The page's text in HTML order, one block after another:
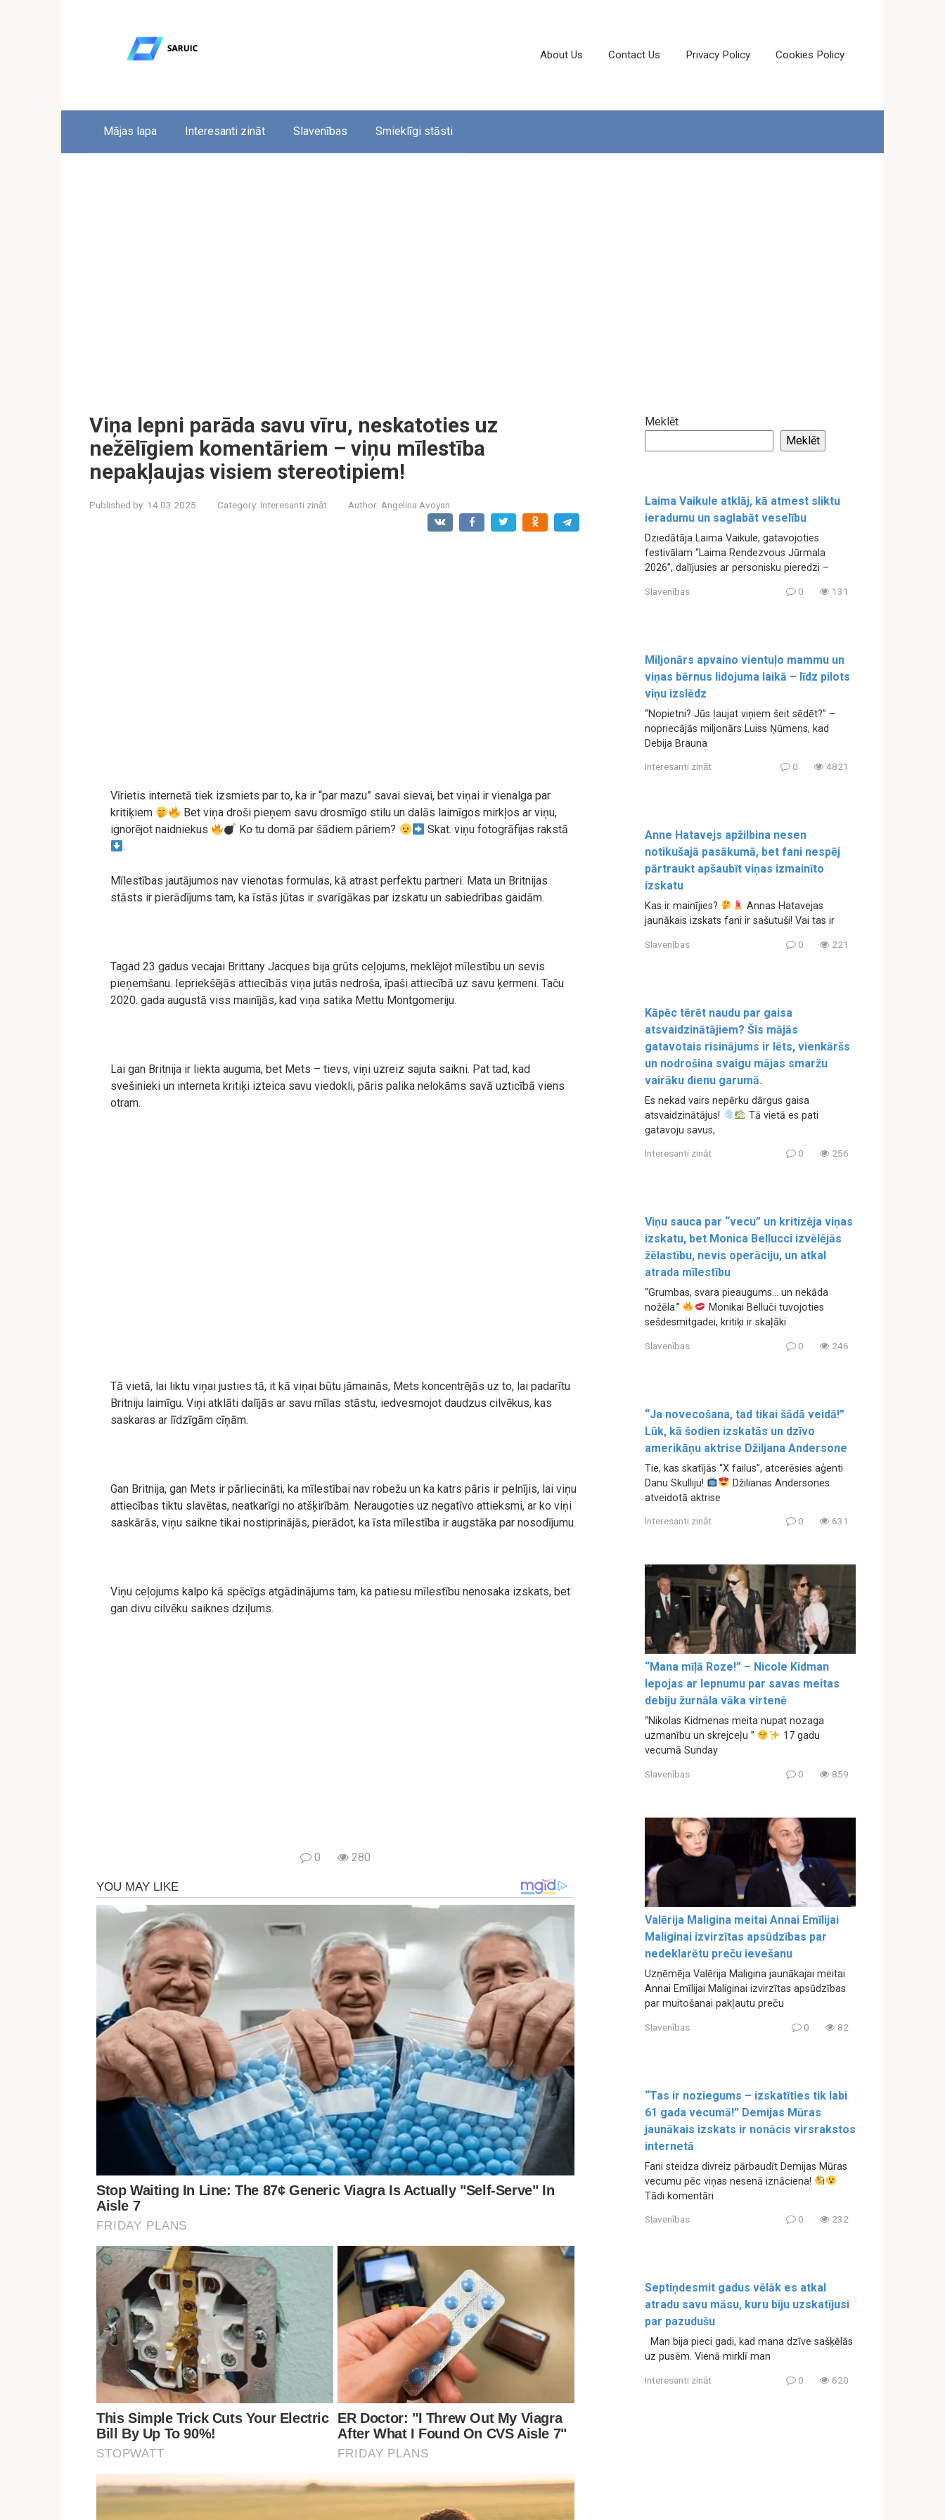
About Us Contact Us Privacy Policy Cookies Policy
Mājas lapa Interesanti zināt Slavenības Smieklīgi stāsti
Viņa lepni parāda savu vīru, neskatoties uz
nežēlīgiem komentāriem – viņu mīlestība
nepakļaujas visiem stereotipiem!
Published by: 14.03.2025 Category: Interesanti zināt Author: Angelina Avoyan
Vīrietis internetā tiek izsmiets par to, ka ir “par mazu” savai sievai, bet viņai ir vienalga par
kritiķiem
Bet viņa droši pieņem savu drosmīgo stilu un dalās laimīgos mirkļos ar viņu,
ignorējot naidniekus
Ko tu domā par šādiem pāriem?
Skat. viņu fotogrāfijas rakstā
.
Mīlestības jautājumos nav vienotas formulas, kā atrast perfektu partneri. Mata un Britnijas
stāsts ir pierādījums tam, ka īstās jūtas ir svarīgākas par izskatu un sabiedrības gaidām.
Tagad 23 gadus vecajai Brittany Jacques bija grūts ceļojums, meklējot mīlestību un sevis
pieņemšanu. Iepriekšējās attiecībās viņa jutās nedroša, īpaši attiecībā uz savu ķermeni. Taču
2020. gada augustā viss mainījās, kad viņa satika Mettu Montgomeriju.
Lai gan Britnija ir liekta auguma, bet Mets – tievs, viņi uzreiz sajuta saikni. Pat tad, kad
svešinieki un interneta kritiķi izteica savu viedokli, pāris palika nelokāms savā uzticībā viens
otram.
Tā vietā, lai liktu viņai justies tā, it kā viņai būtu jāmainās, Mets koncentrējās uz to, lai padarītu
Britniju laimīgu. Viņi atklāti dalījās ar savu mīlas stāstu, iedvesmojot daudzus cilvēkus, kas
saskaras ar līdzīgām cīņām.
Gan Britnija, gan Mets ir pārliecināti, ka mīlestībai nav robežu un ka katrs pāris ir pelnījis, lai viņu
attiecības tiktu slavētas, neatkarīgi no atšķirībām. Neraugoties uz negatīvo attieksmi, ar ko viņi
saskārās, viņu saikne tikai nostiprinājās, pierādot, ka īsta mīlestība ir augstāka par nosodījumu.
Viņu ceļojums kalpo kā spēcīgs atgādinājums tam, ka patiesu mīlestību nenosaka izskats, bet
gan divu cilvēku saiknes dziļums.
0 280
Meklēt
Meklēt
Laima Vaikule atklāj, kā atmest sliktu
ieradumu un saglabāt veselību
Dziedātāja Laima Vaikule, gatavojoties
festivālam “Laima Rendezvous Jūrmala
2026”, dalījusies ar personisku pieredzi –
Slavenības 0 131
Miljonārs apvaino vientuļo mammu un
viņas bērnus lidojuma laikā – līdz pilots
viņu izslēdz
“Nopietni? Jūs ļaujat viņiem šeit sēdēt?” –
nopriecājās miljonārs Luiss Ņūmens, kad
Debija Brauna
Interesanti zināt 0 4821
Anne Hatavejs apžilbina nesen
notikušajā pasākumā, bet fani nespēj
pārtraukt apšaubīt viņas izmainīto
izskatu
Kas ir mainījies?
Annas Hatavejas
jaunākais izskats fani ir sašutuši! Vai tas ir
Slavenības 0 221
Kāpēc tērēt naudu par gaisa
atsvaidzinātājiem? Šis mājās
gatavotais risinājums ir lēts, vienkāršs
un nodrošina svaigu mājas smaržu
vairāku dienu garumā.
Es nekad vairs nepērku dārgus gaisa
atsvaidzinātājus!
Tā vietā es pati
gatavoju savus,
Interesanti zināt 0 256
Viņu sauca par “vecu” un kritizēja viņas
izskatu, bet Monica Bellucci izvēlējās
žēlastību, nevis operāciju, un atkal
atrada mīlestību
“Grumbas, svara pieaugums… un nekāda
nožēla.”
Monikai Belluči tuvojoties
sešdesmitgadei, kritiķi ir skaļāki
Slavenības 0 246
“Ja novecošana, tad tikai šādā veidā!”
Lūk, kā šodien izskatās un dzīvo
amerikāņu aktrise Džiljana Andersone
Tie, kas skatījās “X failus”, atcerēsies aģenti
Danu Skulliju!
Džilianas Andersones
atveidotā aktrise
Interesanti zināt 0 631
“Mana mīļā Roze!” – Nicole Kidman
lepojas ar lepnumu par savas meitas
debiju žurnāla vāka virtenē
“Nikolas Kidmenas meita nupat nozaga
uzmanību un skrejceļu ”
17 gadu
vecumā Sunday
Slavenības 0 859
Valērija Maligina meitai Annai Emīlijai
Maliginai izvirzītas apsūdzības par
nedeklarētu preču ievešanu
Uzņēmēja Valērija Maligina jaunākajai meitai
Annai Emīlijai Maliginai izvirzītas apsūdzības
par muitošanai pakļautu preču
Slavenības 0 82
“Tas ir noziegums – izskatīties tik labi
61 gada vecumā!” Demijas Mūras
jaunākais izskats ir nonācis virsrakstos
internetā
Fani steidza divreiz pārbaudīt Demijas Mūras
vecumu pēc viņas nesenā iznāciena!
Tādi komentāri
Slavenības 0 232
Septiņdesmit gadus vēlāk es atkal
atradu savu māsu, kuru biju uzskatījusi
par pazudušu
Man bija pieci gadi, kad mana dzīve sašķēlās
uz pusēm. Vienā mirklī man
Interesanti zināt 0 620